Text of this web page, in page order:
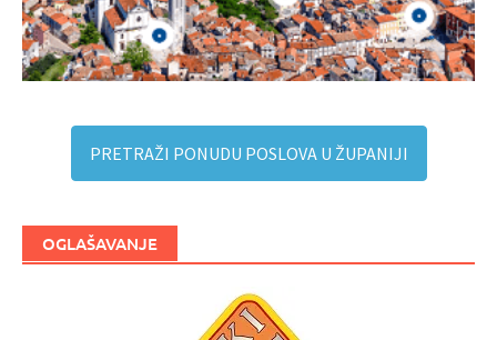
PRETRAŽI PONUDU POSLOVA U ŽUPANIJI
OGLAŠAVANJE